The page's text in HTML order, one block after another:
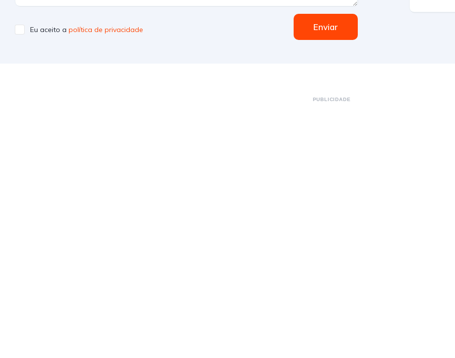
Eu aceito a política de privacidade Enviar
PUBLICIDADE